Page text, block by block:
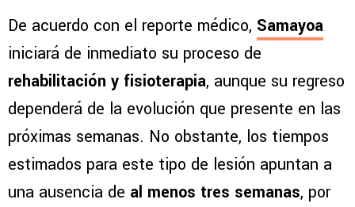
De acuerdo con el reporte médico, Samayoa
iniciará de inmediato su proceso de
rehabilitación y fisioterapia, aunque su regreso
dependerá de la evolución que presente en las
próximas semanas. No obstante, los tiempos
estimados para este tipo de lesión apuntan a
una ausencia de al menos tres semanas, por